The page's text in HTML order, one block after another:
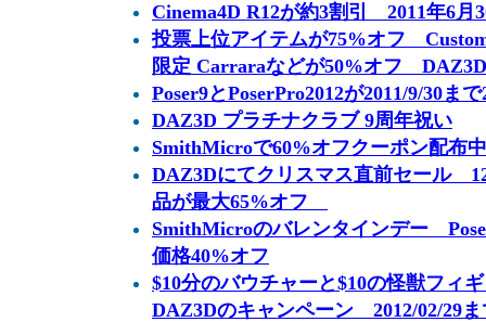
Cinema4D R12が約3割引 2011年6月
投票上位アイテムが75%オフ
限定 Carraraなどが50%オフ DAZ3D
Poser9とPoserPro2012が2011/9/30ま
DAZ3D プラチナクラブ 9周年祝い
SmithMicroで60%オフクーポン配布
DAZ3Dにてクリスマス直前セール
品が最大65%オフ
SmithMicroのバレンタインデー
価格40%オフ
$10分のバウチャーと$10の怪獣フィ
DAZ3Dのキャンペーン 2012/02/29ま